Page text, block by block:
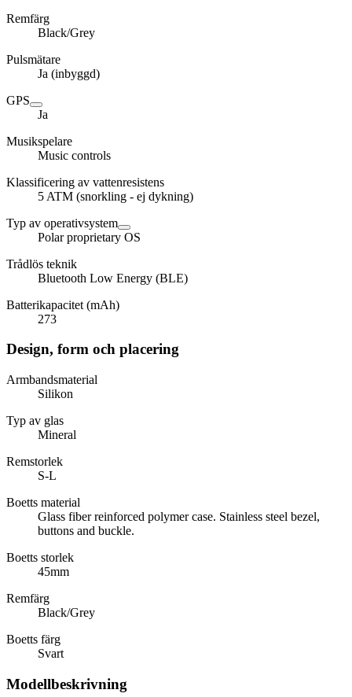
Remfärg
Black/Grey
Pulsmätare
Ja (inbyggd)
GPS
Ja
Musikspelare
Music controls
Klassificering av vattenresistens
5 ATM (snorkling - ej dykning)
Typ av operativsystem
Polar proprietary OS
Trådlös teknik
Bluetooth Low Energy (BLE)
Batterikapacitet (mAh)
273
Design, form och placering
Armbandsmaterial
Silikon
Typ av glas
Mineral
Remstorlek
S-L
Boetts material
Glass fiber reinforced polymer case. Stainless steel bezel,
buttons and buckle.
Boetts storlek
45mm
Remfärg
Black/Grey
Boetts färg
Svart
Modellbeskrivning